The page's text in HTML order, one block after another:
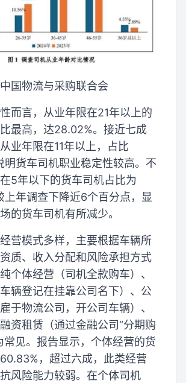
国物流与采购联合会
而言，从业年限在21年以上的
最高，达28.02%。接近七成
业年限在11年以上，占比
明货车司机职业稳定性较高。不
5年以下的货车司机占比为
上年调查下降近6个百分点，显
的货车司机有所减少。
营模式多样，主要根据车辆所
质、收入分配和风险承担方式
个体经营（司机全款购车）、
辆登记在挂靠公司名下）、公
于物流公司，开公司车辆）、
资租赁（通过金融公司“分期购
常见。报告显示，个体经营的货
，超过六成，此类经营
风险能力较弱。在个体司机